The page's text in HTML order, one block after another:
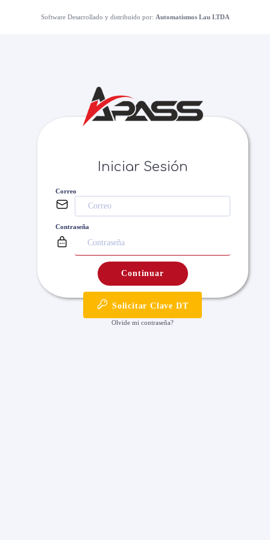
Software Desarrollado y distribuido por: Automatismos Lau LTDA
Iniciar Sesión
Correo
Contraseña
Solicitar Clave DT
Olvide mi contraseña?